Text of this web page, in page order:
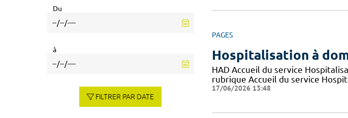
PAGES
Hospitalisation à
HAD Accueil du service
rubrique Accueil du service
17/06/2026 13:48
Du
à
FILTRER PAR DATE